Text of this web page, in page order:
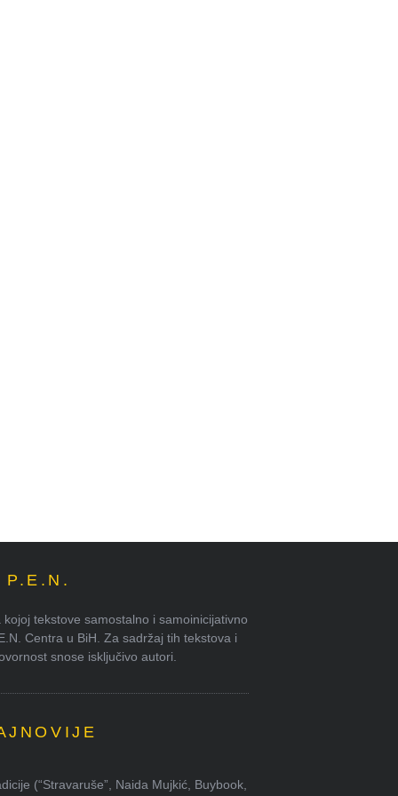
P.E.N.
tekstove samostalno i samoinicijativno
Centra u BiH. Za sadržaj tih tekstova i
snose isključivo autori.
(“Stravaruše”, Naida Mujkić, Buybook,